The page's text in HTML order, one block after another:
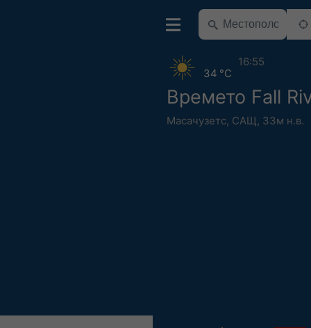
Времето Fall
Масачузетс, САЩ, 33м н.в.
34 °C
16:55